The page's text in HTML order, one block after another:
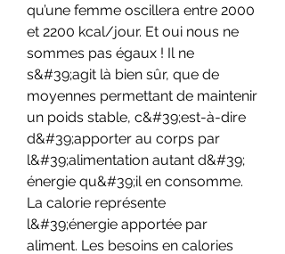
qu’une femme oscillera entre 2000
et 2200 kcal/jour. Et oui nous ne
sommes pas égaux ! Il ne
s&#39;agit là bien sûr, que de
moyennes permettant de maintenir
un poids stable, c&#39;est-à-dire
d&#39;apporter au corps par
l&#39;alimentation autant d&#39;
énergie qu&#39;il en consomme.
La calorie représente
l&#39;énergie apportée par
aliment. Les besoins en calories